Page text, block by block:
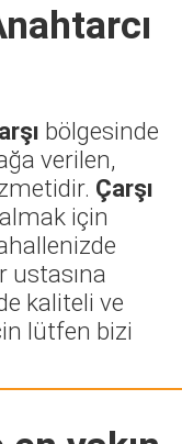
bölgesinde
verilen,
Çarşı
için
ustasına
kaliteli ve
lütfen bizi